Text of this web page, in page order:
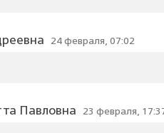
24 февраля, 07:02
Павловна 23 февраля,